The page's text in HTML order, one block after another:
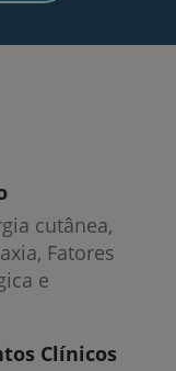
cutânea,
Fatores
e
Clínicos